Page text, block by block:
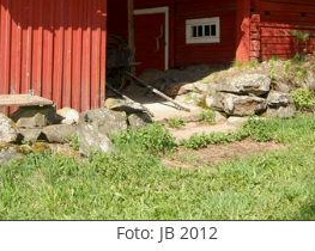
Foto: JB 2012